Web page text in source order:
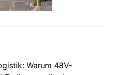
Warum 48V-